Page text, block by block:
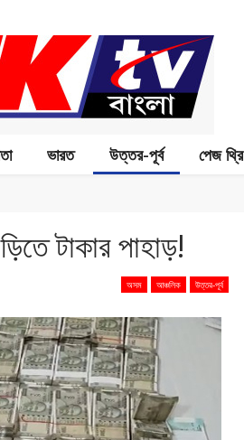
ভারত উত্তর-পূর্ব পেজ থ্রি
টাকার পাহাড়!
অসম আঞ্চলিক উত্তর-পূর্ব